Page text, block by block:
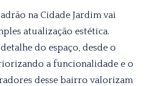
na Cidade Jardim vai
atualização estética.
do espaço, desde o
a funcionalidade e o
desse bairro valorizam